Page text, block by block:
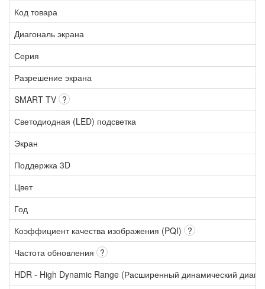
Код товара
Диагональ экрана
Серия
Разрешение экрана
SMART TV ?
Светодиодная (LED) подсветка
Экран
Поддержка 3D
Цвет
Год
Коэффициент качества изображения (PQI) ?
Частота обновления ?
HDR - High Dynamic Range (Расширенный динамический